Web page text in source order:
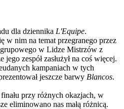
dla dziennika L'Equipe.
w nim na temat przegranego przez
w Lidze Mistrzów z
zespół zasłużył na coś więcej.
kampaniach w tych
jeszcze barwy Blancos.
przy różnych okazjach, w
eliminowano nas małą różnicą.